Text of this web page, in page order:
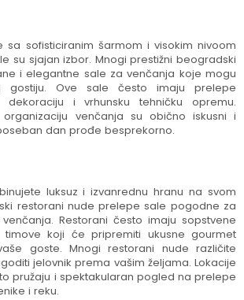
sa sofisticiranim šarmom i visokim nivoom
su sjajan izbor. Mnogi prestižni beogradski
i elegantne sale za venčanja koje mogu
gostiju. Ove sale često imaju prelepe
dekoraciju i vrhunsku tehničku opremu.
venčanja su obično iskusni i
dan prođe besprekorno.
luksuz i izvanrednu hranu na svom
restorani nude prelepe sale pogodne za
Restorani često imaju sopstvene
timove koji će pripremiti ukusne gourmet
goste. Mnogi restorani nude različite
jelovnik prema vašim željama. Lokacije
pružaju i spektakularan pogled na prelepe
i reku.